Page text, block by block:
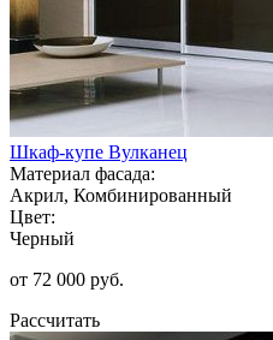
Шкаф-купе Вулканец
Материал фасада:
Акрил, Комбинированный
Цвет:
Черный
от 72 000 руб.
Рассчитать